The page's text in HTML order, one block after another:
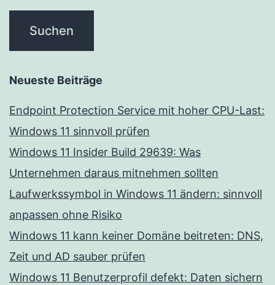
Neueste Beiträge
Endpoint Protection Service mit hoher CPU-Last:
Windows 11 sinnvoll prüfen
Windows 11 Insider Build 29639: Was
Unternehmen daraus mitnehmen sollten
Laufwerkssymbol in Windows 11 ändern: sinnvoll
anpassen ohne Risiko
Windows 11 kann keiner Domäne beitreten: DNS,
Zeit und AD sauber prüfen
Windows 11 Benutzerprofil defekt: Daten sichern